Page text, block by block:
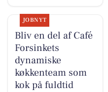
JOBNYT
Bliv en del af Café
Forsinkets
dynamiske
køkkenteam som
kok på fuldtid